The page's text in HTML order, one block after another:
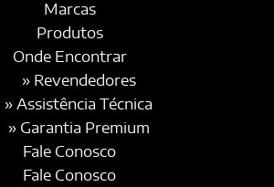
Marcas
Produtos
Onde Encontrar
» Revendedores
» Assistência Técnica
» Garantia Premium
Fale Conosco
Fale Conosco